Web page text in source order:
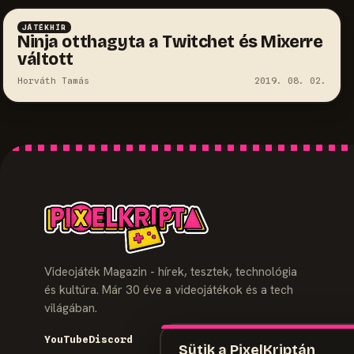
Sütik a PixelKriptán
JÁTÉKHÍR
Ninja otthagyta a Twitchet és Mixerre
váltott
Horváth Tamás 2019. 08. 02.
Videojáték Magazin - hírek, tesztek, technológia
és kultúra. Már 30 éve a videojátékok és a tech
világában.
YouTubeDiscord